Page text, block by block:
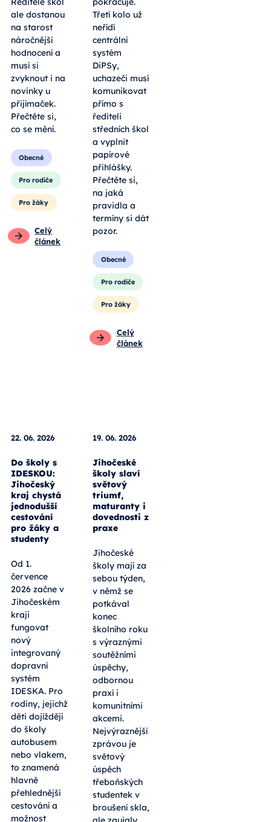
ale dostanou
na starost
náročnější
hodnocení a
musí si
zvyknout i na
novinky u
přijímaček.
Přečtěte si,
co se mění.
Obecné
Pro rodiče
Pro žáky
Celý
článek
Třetí kolo už
neřídí
centrální
systém
DiPSy,
uchazeči musí
komunikovat
přímo s
řediteli
středních škol
a vyplnit
papírové
přihlášky.
Přečtěte si,
na jaká
pravidla a
termíny si dát
pozor.
Obecné
Pro rodiče
Pro žáky
Celý
článek
22. 06. 2026
Do školy s
IDESKOU:
Jihočeský
kraj chystá
jednodušší
cestování
pro žáky a
studenty
Od 1.
července
2026 začne v
Jihočeském
kraji
fungovat
nový
integrovaný
dopravní
systém
IDESKA. Pro
rodiny, jejichž
děti dojíždějí
do školy
autobusem
nebo vlakem,
to znamená
hlavně
přehlednější
cestování a
možnost
19. 06. 2026
Jihočeské
školy slaví
světový
triumf,
maturanty i
dovednosti z
praxe
Jihočeské
školy mají za
sebou týden,
v němž se
potkával
konec
školního roku
s výraznými
soutěžními
úspěchy,
odbornou
praxí i
komunitními
akcemi.
Nejvýraznější
zprávou je
světový
úspěch
třeboňských
studentek v
broušení skla,